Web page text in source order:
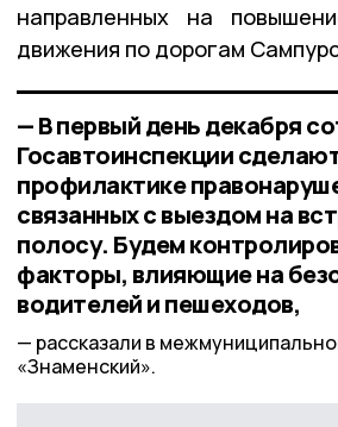
направленных на
движения по дорогам
— В первый день декабря
Госавтоинспекции
профилактике
связанных с выездом на
полосу. Будем
факторы, влияющие на
водителей и пешеходов,
рассказали в
«Знаменский».